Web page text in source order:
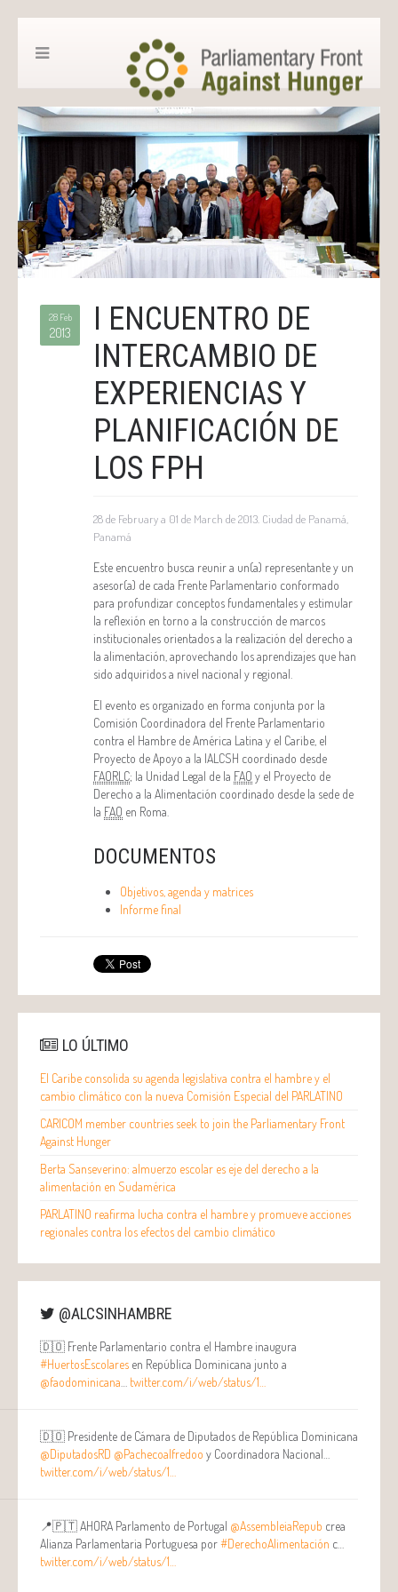
28 Feb
2013
I ENCUENTRO DE
INTERCAMBIO DE
EXPERIENCIAS Y
PLANIFICACIÓN DE
LOS FPH
28 de February a 01 de March de 2013. Ciudad de Panamá,
Panamá
Este encuentro busca reunir a un(a) representante y un
asesor(a) de cada Frente Parlamentario conformado
para profundizar conceptos fundamentales y estimular
la reflexión en torno a la construcción de marcos
institucionales orientados a la realización del derecho a
la alimentación, aprovechando los aprendizajes que han
sido adquiridos a nivel nacional y regional.
El evento es organizado en forma conjunta por la
Comisión Coordinadora del Frente Parlamentario
contra el Hambre de América Latina y el Caribe, el
Proyecto de Apoyo a la IALCSH coordinado desde
FAORLC; la Unidad Legal de la FAO y el Proyecto de
Derecho a la Alimentación coordinado desde la sede de
la FAO en Roma.
DOCUMENTOS
Objetivos, agenda y matrices
Informe final
LO ÚLTIMO
El Caribe consolida su agenda legislativa contra el hambre y el
cambio climático con la nueva Comisión Especial del PARLATINO
CARICOM member countries seek to join the Parliamentary Front
Against Hunger
Berta Sanseverino: almuerzo escolar es eje del derecho a la
alimentación en Sudamérica
PARLATINO reafirma lucha contra el hambre y promueve acciones
regionales contra los efectos del cambio climático
@ALCSINHAMBRE
🇩🇴 Frente Parlamentario contra el Hambre inaugura
#HuertosEscolares en República Dominicana junto a
@faodominicana
twitter.com/i/web/status/1…
🇩🇴 Presidente de Cámara de Diputados de República Dominicana
@DiputadosRD @Pachecoalfredoo y Coordinadora Nacional…
twitter.com/i/web/status/1…
📍🇵🇹 AHORA Parlamento de Portugal @AssembleiaRepub crea
Alianza Parlamentaria Portuguesa por#DerechoAlimentación c…
twitter.com/i/web/status/1…